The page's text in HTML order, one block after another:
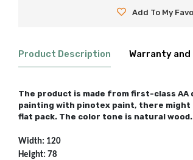
Add To My
Product Description Warranty and
The product is made from first-class
painting with pinotex paint, there might
flat pack. The color tone is natural wood.
Width: 120
Height: 78